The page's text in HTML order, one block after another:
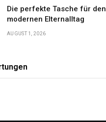
Die perfekte Tasche für den
modernen Elternalltag
AUGUST 1, 2026